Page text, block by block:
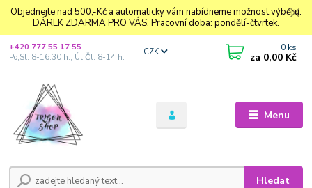
Objednejte nad 500,-Kč a automaticky vám nabídneme možnost výběru:
DÁREK ZDARMA PRO VÁS. Pracovní doba: pondělí-čtvrtek.
Menu
CZK
Hledat
+420 777 55 17 55
Po,St: 8-16.30 h., Út,Čt: 8-14 h.
0 ks
za 0,00 Kč